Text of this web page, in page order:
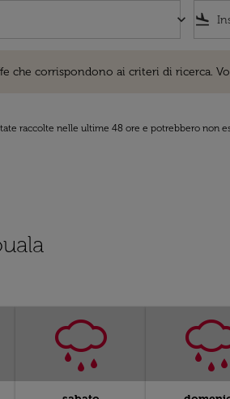
keyboard_arrow_down flight_land
che corrispondono ai criteri di ricerca.
raccolte nelle ultime 48 ore e potrebbero non